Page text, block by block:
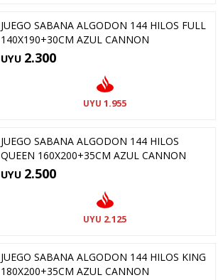
JUEGO SABANA ALGODON 144 HILOS FULL
140X190+30CM AZUL CANNON
UYU 2.300
UYU 1.955
JUEGO SABANA ALGODON 144 HILOS
QUEEN 160X200+35CM AZUL CANNON
UYU 2.500
UYU 2.125
JUEGO SABANA ALGODON 144 HILOS KING
180X200+35CM AZUL CANNON